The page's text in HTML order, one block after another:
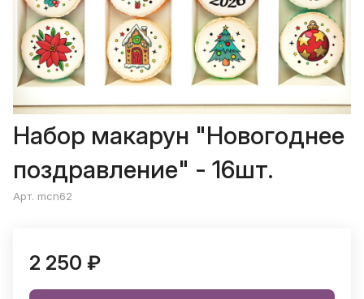
Набор макарун "Новогоднее
поздравление" - 16шт.
Арт. mcn62
2 250 ₽